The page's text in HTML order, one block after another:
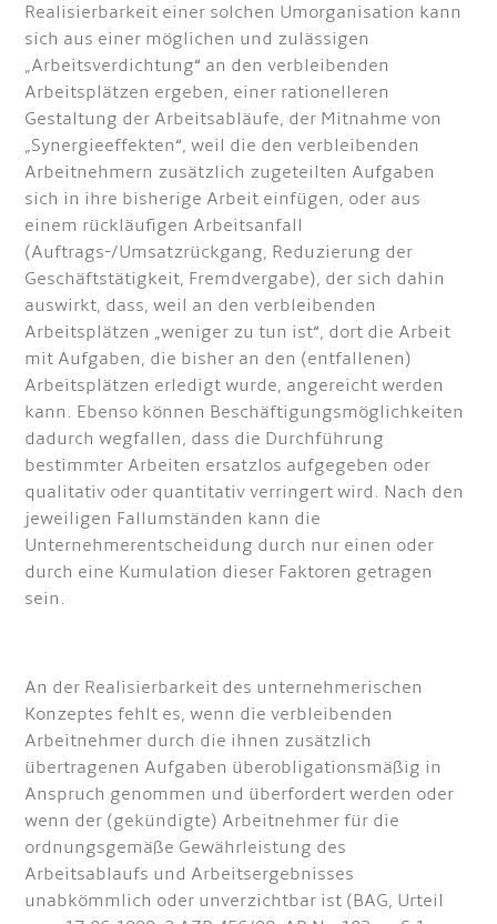
Realisierbarkeit einer solchen Umorganisation kann
sich aus einer möglichen und zulässigen
„Arbeitsverdichtung“ an den verbleibenden
Arbeitsplätzen ergeben, einer rationelleren
Gestaltung der Arbeitsabläufe, der Mitnahme von
„Synergieeffekten“, weil die den verbleibenden
Arbeitnehmern zusätzlich zugeteilten Aufgaben
sich in ihre bisherige Arbeit einfügen, oder aus
einem rückläufigen Arbeitsanfall
(Auftrags-/Umsatzrückgang, Reduzierung der
Geschäftstätigkeit, Fremdvergabe), der sich dahin
auswirkt, dass, weil an den verbleibenden
Arbeitsplätzen „weniger zu tun ist“, dort die Arbeit
mit Aufgaben, die bisher an den (entfallenen)
Arbeitsplätzen erledigt wurde, angereicht werden
kann. Ebenso können Beschäftigungsmöglichkeiten
dadurch wegfallen, dass die Durchführung
bestimmter Arbeiten ersatzlos aufgegeben oder
qualitativ oder quantitativ verringert wird. Nach den
jeweiligen Fallumständen kann die
Unternehmerentscheidung durch nur einen oder
durch eine Kumulation dieser Faktoren getragen
sein.
An der Realisierbarkeit des unternehmerischen
Konzeptes fehlt es, wenn die verbleibenden
Arbeitnehmer durch die ihnen zusätzlich
übertragenen Aufgaben überobligationsmäßig in
Anspruch genommen und überfordert werden oder
wenn der (gekündigte) Arbeitnehmer für die
ordnungsgemäße Gewährleistung des
Arbeitsablaufs und Arbeitsergebnisses
unabkömmlich oder unverzichtbar ist (BAG, Urteil